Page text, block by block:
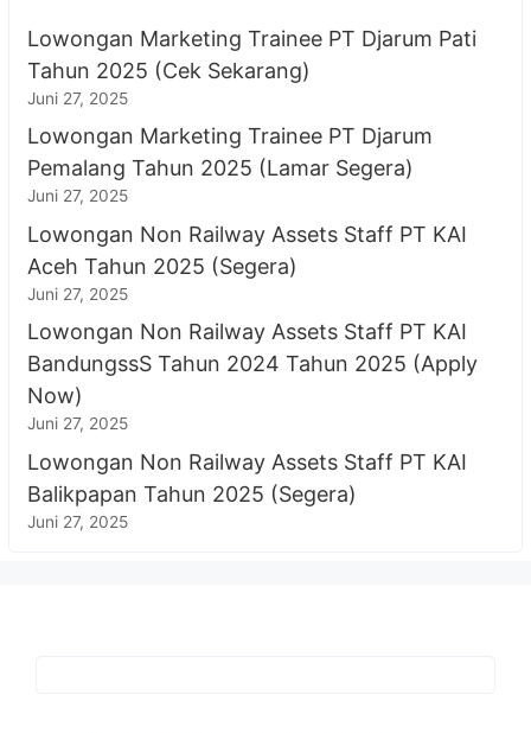
Lowongan Marketing Trainee PT Djarum Pati
Tahun 2025 (Cek Sekarang)
Juni 27, 2025
Lowongan Marketing Trainee PT Djarum
Pemalang Tahun 2025 (Lamar Segera)
Juni 27, 2025
Lowongan Non Railway Assets Staff PT KAI
Aceh Tahun 2025 (Segera)
Juni 27, 2025
Lowongan Non Railway Assets Staff PT KAI
BandungssS Tahun 2024 Tahun 2025 (Apply
Now)
Juni 27, 2025
Lowongan Non Railway Assets Staff PT KAI
Balikpapan Tahun 2025 (Segera)
Juni 27, 2025